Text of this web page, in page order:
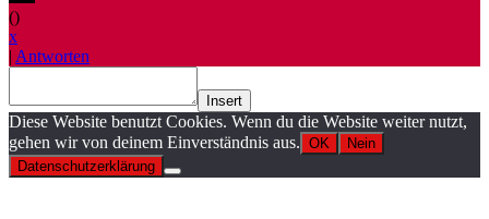
()
x
| Antworten
Insert
Diese Website benutzt Cookies. Wenn du die Website weiter nutzt,
gehen wir von deinem Einverständnis aus. OK
Nein
Datenschutzerklärung